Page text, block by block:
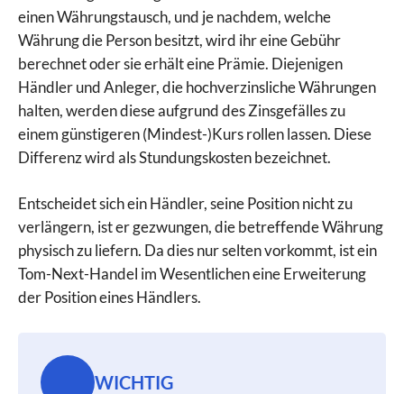
einen Währungstausch, und je nachdem, welche
Währung die Person besitzt, wird ihr eine Gebühr
berechnet oder sie erhält eine Prämie. Diejenigen
Händler und Anleger, die hochverzinsliche Währungen
halten, werden diese aufgrund des Zinsgefälles zu
einem günstigeren (Mindest-)Kurs rollen lassen. Diese
Differenz wird als Stundungskosten bezeichnet.
Entscheidet sich ein Händler, seine Position nicht zu
verlängern, ist er gezwungen, die betreffende Währung
physisch zu liefern. Da dies nur selten vorkommt, ist ein
Tom-Next-Handel im Wesentlichen eine Erweiterung
der Position eines Händlers.
WICHTIG